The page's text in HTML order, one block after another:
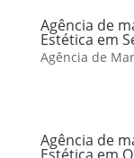
Agência de
Estética em
Agência de
Agência de